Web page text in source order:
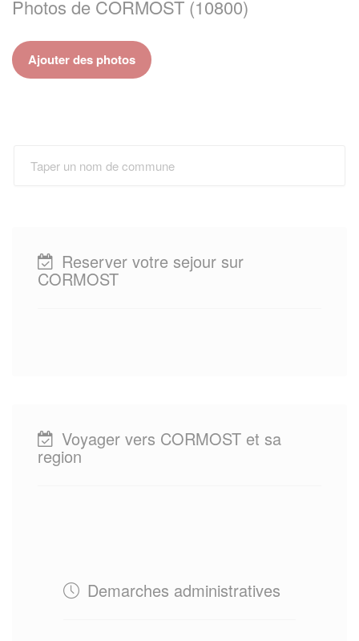
Photos de CORMOST (10800)
Ajouter des photos
Reserver votre sejour sur
CORMOST
Voyager vers CORMOST et sa
region
Demarches administratives